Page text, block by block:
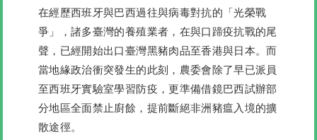
在經歷西班牙與巴西過往與病毒對抗的「光榮戰
爭」，諸多臺灣的養殖業者，在與口蹄疫抗戰的尾
聲，已經開始出口臺灣黑豬肉品至香港與日本。而
當地緣政治衝突發生的此刻，農委會除了早已派員
至西班牙實驗室學習防疫，更準備借鏡巴西試辦部
分地區全面禁止廚餘，提前斷絕非洲豬瘟入境的擴
散途徑。